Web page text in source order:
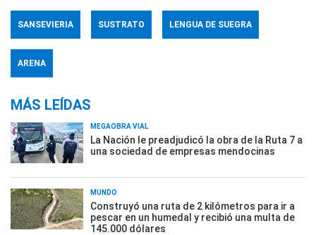
SANSEVIERIA SUSTRATO LENGUA DE SUEGRA
ARENA
MÁS LEÍDAS
MEGAOBRA VIAL
La Nación le preadjudicó la obra de la Ruta 7 a
una sociedad de empresas mendocinas
MUNDO
Construyó una ruta de 2 kilómetros para ir a
pescar en un humedal y recibió una multa de
145.000 dólares